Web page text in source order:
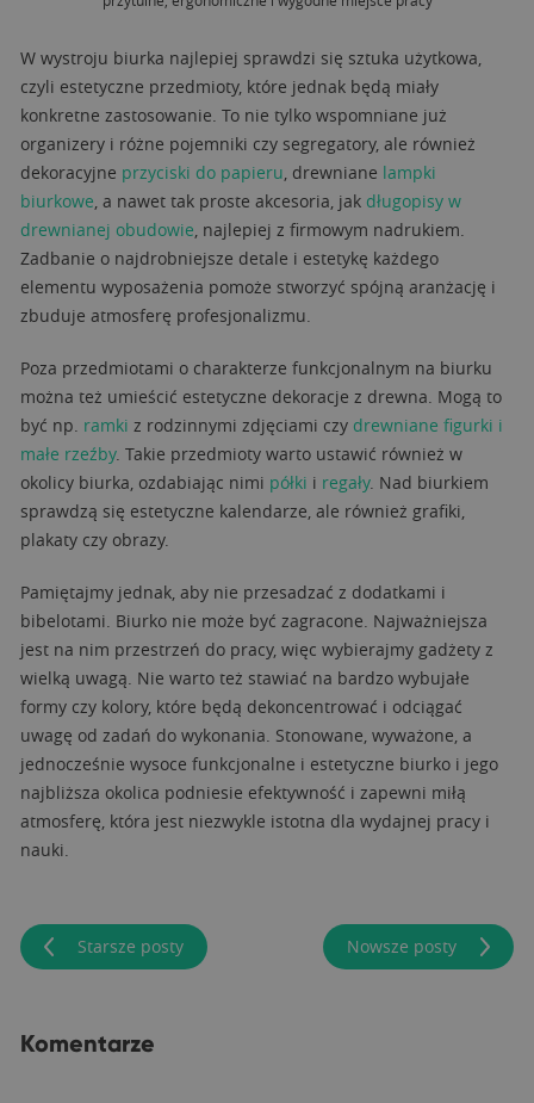
W wystroju biurka najlepiej sprawdzi się sztuka użytkowa,
czyli estetyczne przedmioty, które jednak będą miały
konkretne zastosowanie. To nie tylko wspomniane już
organizery i różne pojemniki czy segregatory, ale również
dekoracyjne przyciski do papieru, drewniane lampki
biurkowe, a nawet tak proste akcesoria, jak długopisy w
drewnianej obudowie, najlepiej z firmowym nadrukiem.
Zadbanie o najdrobniejsze detale i estetykę każdego
elementu wyposażenia pomoże stworzyć spójną aranżację i
zbuduje atmosferę profesjonalizmu.
Poza przedmiotami o charakterze funkcjonalnym na biurku
można też umieścić estetyczne dekoracje z drewna. Mogą to
być np. ramki z rodzinnymi zdjęciami czy drewniane figurki i
małe rzeźby. Takie przedmioty warto ustawić również w
okolicy biurka, ozdabiając nimi półki i regały. Nad biurkiem
sprawdzą się estetyczne kalendarze, ale również grafiki,
plakaty czy obrazy.
Pamiętajmy jednak, aby nie przesadzać z dodatkami i
bibelotami. Biurko nie może być zagracone. Najważniejsza
jest na nim przestrzeń do pracy, więc wybierajmy gadżety z
wielką uwagą. Nie warto też stawiać na bardzo wybujałe
formy czy kolory, które będą dekoncentrować i odciągać
uwagę od zadań do wykonania. Stonowane, wyważone, a
jednocześnie wysoce funkcjonalne i estetyczne biurko i jego
najbliższa okolica podniesie efektywność i zapewni miłą
atmosferę, która jest niezwykle istotna dla wydajnej pracy i
nauki.
Starsze posty Nowsze posty
Komentarze